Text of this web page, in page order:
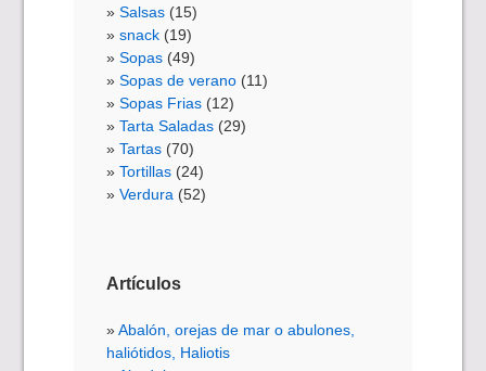
Salsas (15)
snack (19)
Sopas (49)
Sopas de verano (11)
Sopas Frias (12)
Tarta Saladas (29)
Tartas (70)
Tortillas (24)
Verdura (52)
Artículos
Abalón, orejas de mar o abulones,
haliótidos, Haliotis